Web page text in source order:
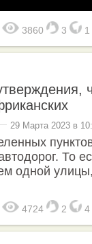
3860 3 1
29 Марта 2023 в
То
одной
4724 2 4